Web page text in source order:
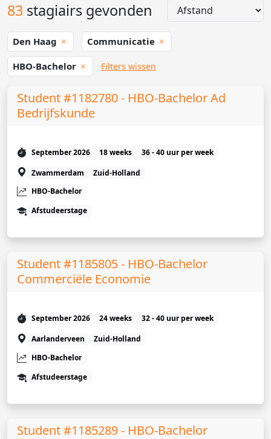
83 stagiairs gevonden
Den Haag Communicatie
HBO-Bachelor Filters wissen
Student #1182780 - HBO-Bachelor Ad
Bedrijfskunde
September 2026 18 weeks
36 - 40 uur per week
Zwammerdam
Zuid-Holland
HBO-Bachelor
Afstudeerstage
Student #1185805 - HBO-Bachelor
Commerciële Economie
September 2026 24 weeks
32 - 40 uur per week
Aarlanderveen
Zuid-Holland
HBO-Bachelor
Afstudeerstage
Student #1185289 - HBO-Bachelor